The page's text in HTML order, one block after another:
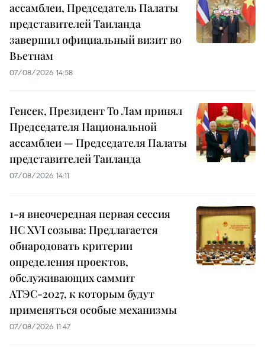
ассамблеи, Председатель Палаты
представителей Таиланда
завершил официальный визит во
Вьетнам
07/08/2026 14:58
Генсек, Президент То Лам принял
Председателя Национальной
ассамблеи — Председателя Палаты
представителей Таиланда
07/08/2026 14:11
1-я внеочередная первая сессия
НС XVI созыва: Предлагается
обнародовать критерии
определения проектов,
обслуживающих саммит
АТЭС-2027, к которым будут
применяться особые механизмы
07/08/2026 11:47